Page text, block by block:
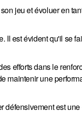
jeu et évoluer en
Il est évident qu'il se
efforts dans le
maintenir une
défensivement est